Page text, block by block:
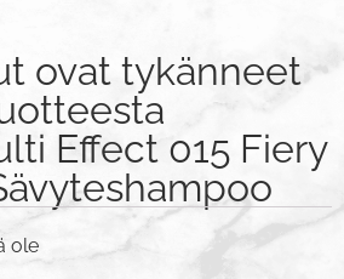
ovat tykänneet
Effect 015 Fiery
ole